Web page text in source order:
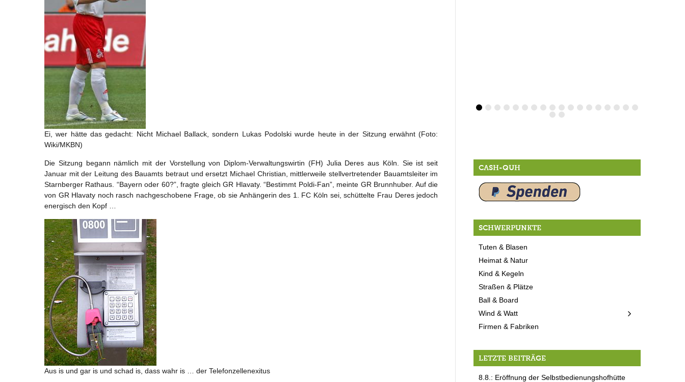
Ei, wer hätte das gedacht: Nicht Michael Ballack, sondern Lukas Podolski wurde heute in der Sitzung erwähnt (Foto:
Wiki/MKBN)
Die Sitzung begann nämlich mit der Vorstellung von Diplom-Verwaltungswirtin (FH) Julia Deres aus Köln. Sie ist seit
Januar mit der Leitung des Bauamts betraut und ersetzt Michael Christian, mittlerweile stellvertretender Bauamtsleiter im
Starnberger Rathaus. “Bayern oder 60?”, fragte gleich GR Hlavaty. “Bestimmt Poldi-Fan”, meinte GR Brunnhuber. Auf die
von GR Hlavaty noch rasch nachgeschobene Frage, ob sie Anhängerin des 1. FC Köln sei, schüttelte Frau Deres jedoch
energisch den Kopf …
Aus is und gar is und schad is, dass wahr is … der Telefonzellenexitus
CASH-QUH
SCHWERPUNKTE
Tuten & Blasen
Heimat & Natur
Kind & Kegeln
Straßen & Plätze
Ball & Board
Wind & Watt
Firmen & Fabriken
LETZTE BEITRÄGE
8.8.: Eröffnung der Selbstbedienungshofhütte